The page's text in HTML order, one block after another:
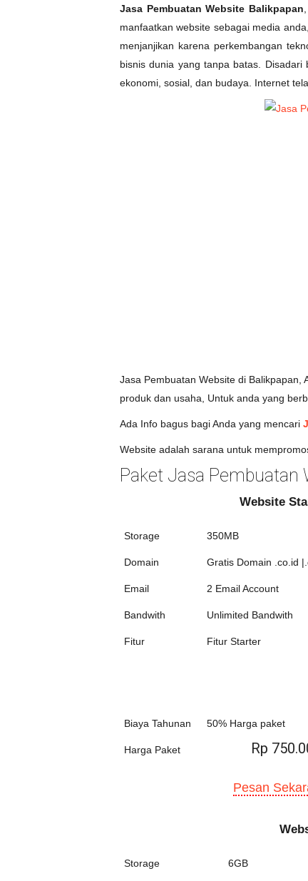
Jasa Pembuatan Website Balikpapan
manfaatkan website sebagai media
menjanjikan karena perkembangan
bisnis dunia yang tanpa batas.
ekonomi, sosial, dan budaya. Internet
Jasa Pembuatan Website di Balikpapan,
produk dan usaha, Untuk anda yang
Ada Info bagus bagi Anda yang mencari
Website adalah sarana untuk
Paket Jasa Pembuatan
Website
Storage 350MB
Domain Gratis Domain .co.id
Email 2 Email Account
Bandwith Unlimited Bandwith
Fitur Fitur Starter
Biaya Tahunan 50% Harga paket
Harga Paket Rp
Pesan
Storage 6GB